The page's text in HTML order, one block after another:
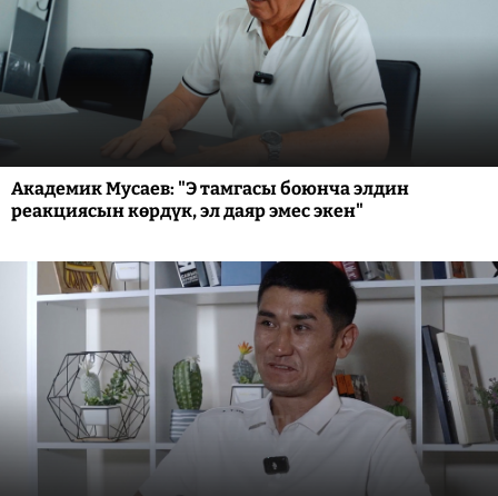
Академик Мусаев: "Э тамгасы боюнча элдин
реакциясын көрдүк, эл даяр эмес экен"